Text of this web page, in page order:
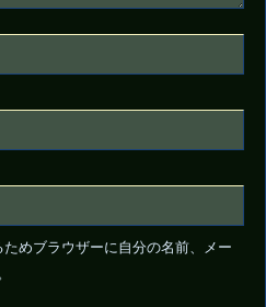
めブラウザーに自分の名前、メー